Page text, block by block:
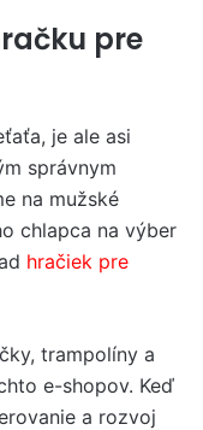
pre
je ale asi
správnym
na mužské
chlapca na výber
hračiek pre
trampolíny a
e-shopov. Keď
a rozvoj